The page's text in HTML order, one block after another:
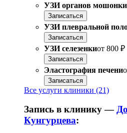
УЗИ органов мошонки
Записаться
УЗИ плевральной
Записаться
УЗИ селезенкиот 800 ₽
Записаться
Эластография печени
Записаться
Все услуги клиники (21)
Запись в клинику —
Кунгурцева: